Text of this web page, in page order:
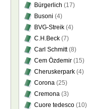
Bürgerlich (17)
Busoni (4)
BVG-Streik (4)
C.H.Beck (7)
Carl Schmitt(8)
Cem Özdemir (15)
Cheruskerpark (4)
Corona (25)
Cremona (3)
Cuore tedesco (10)